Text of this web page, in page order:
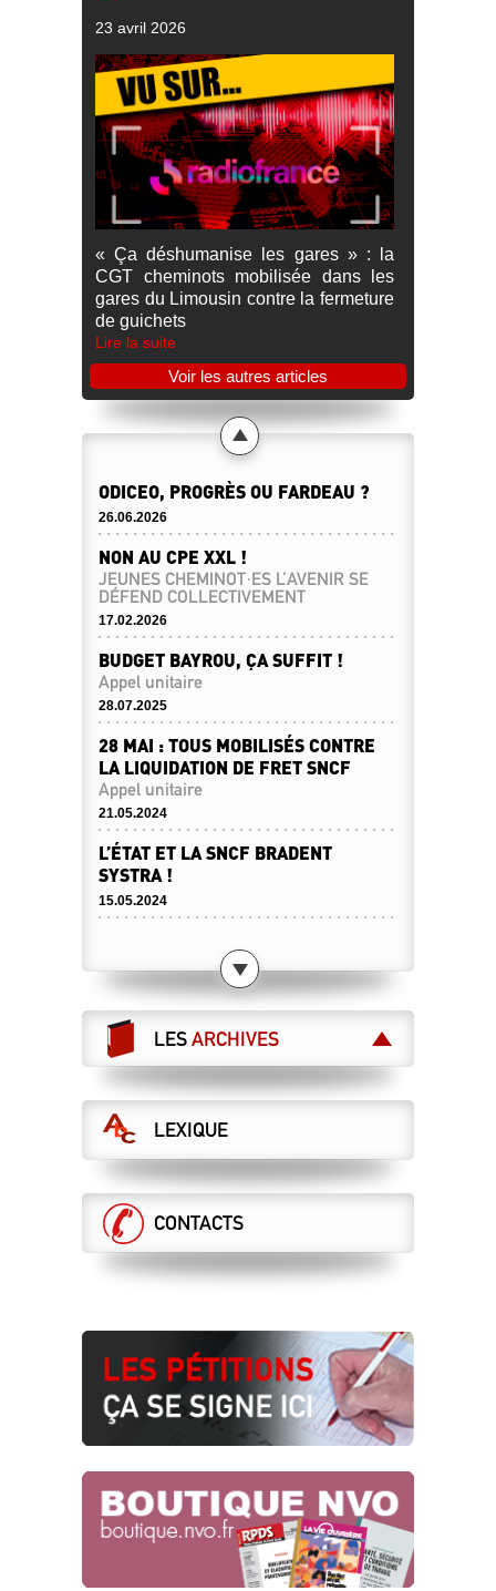
23 avril 2026
« Ça déshumanise les gares » : la
CGT cheminots mobilisée dans les
gares du Limousin contre la fermeture
de guichets
Lire la suite
Voir les autres articles
ODICEO, PROGRÈS OU FARDEAU ?
26.06.2026
NON AU CPE XXL !
JEUNES CHEMINOT·ES L’AVENIR SE
DÉFEND COLLECTIVEMENT
17.02.2026
BUDGET BAYROU, ÇA SUFFIT !
Appel unitaire
28.07.2025
28 MAI : TOUS MOBILISÉS CONTRE
LA LIQUIDATION DE FRET SNCF
Appel unitaire
21.05.2024
L’ÉTAT ET LA SNCF BRADENT
SYSTRA !
15.05.2024
SONT APPELÉS À DIRE STOP À LA
LIBÉRALISATION DES CHEMINS DE
FER !
Le 28 mai, toutes et tous à Paris !
07.05.2024
LES MAÎTRISES ET CADRES
MANIFESTENT POUR LE SERVICE
PUBLIC !
28 mai : manifestation nationale à Paris
07.05.2024
RÉTABLIR LA VÉRITÉ… SANS
RÉÉCRIRE L’HISTOIRE !
UNE GRILLE UNIQUE POUR TOUS !
Tract n°2 de la campagne salaire
25.04.2024
SNCF RÉSEAU : SOUS-TRAITANCE DE
L’ÉTHIQUE, TACTIQUE
22.04.2024
LESARCHIVES
LEXIQUE
CONTACTS